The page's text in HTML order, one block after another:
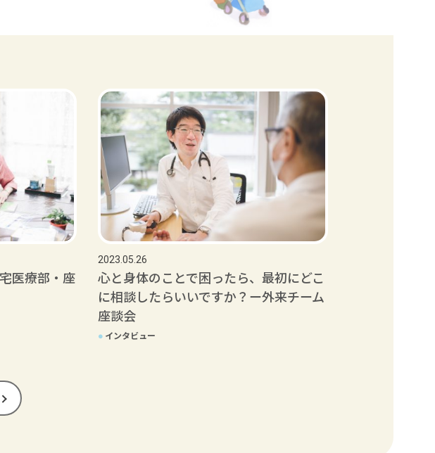
医療部・座
2023.05.26
心と身体のことで困ったら、最初にどこ
に相談したらいいですか？ー外来チーム
座談会
● インタビュー